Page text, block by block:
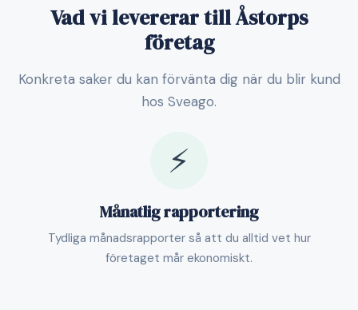
Vad vi levererar till Åstorps
företag
Konkreta saker du kan förvänta dig när du blir kund
hos Sveago.
⚡
Månatlig rapportering
Tydliga månadsrapporter så att du alltid vet hur
företaget mår ekonomiskt.